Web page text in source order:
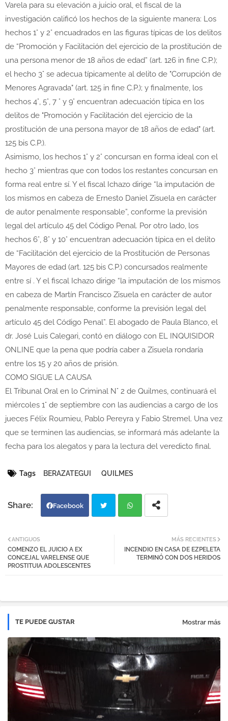
Varela para su elevación a juicio oral, el fiscal de la
investigación calificó los hechos de la siguiente manera: Los
hechos 1° y 2° encuadrados en las figuras típicas de los delitos
de “Promoción y Facilitación del ejercicio de la prostitución de
una persona menor de 18 años de edad” (art. 126 in fine C.P.);
el hecho 3° se adecua típicamente al delito de "Corrupción de
Menores Agravada" (art. 125 in fine C.P.); y finalmente, los
hechos 4°, 5°, 7 ° y 9° encuentran adecuación típica en los
delitos de "Promoción y Facilitación del ejercicio de la
prostitución de una persona mayor de 18 años de edad" (art.
125 bis C.P.).
Asimismo, los hechos 1° y 2° concursan en forma ideal con el
hecho 3° mientras que con todos los restantes concursan en
forma real entre sí. Y el fiscal Ichazo dirige “la imputación de
los mismos en cabeza de Ernesto Daniel Zisuela en carácter
de autor penalmente responsable”, conforme la previsión
legal del artículo 45 del Código Penal. Por otro lado, los
hechos 6°, 8° y 10° encuentran adecuación típica en el delito
de “Facilitación del ejercicio de la Prostitución de Personas
Mayores de edad (art. 125 bis C.P.) concursados realmente
entre sí . Y el fiscal Ichazo dirige “la imputación de los mismos
en cabeza de Martín Francisco Zisuela en carácter de autor
penalmente responsable, conforme la previsión legal del
artículo 45 del Código Penal”. El abogado de Paula Blanco, el
dr. José Luis Calegari, contó en diálogo con EL INQUISIDOR
ONLINE que la pena que podría caber a Zisuela rondaría
entre los 15 y 20 años de prisión.
COMO SIGUE LA CAUSA
El Tribunal Oral en lo Criminal N° 2 de Quilmes, continuará el
miércoles 1° de septiembre con las audiencias a cargo de los
jueces Félix Roumieu, Pablo Pereyra y Fabio Stremel. Una vez
que se terminen las audiencias, se informará más adelante la
fecha para los alegatos y para la lectura del veredicto final.
Tags BERAZATEGUI QUILMES
Facebook
atsa
MÁS RECIENTES
INCENDIO EN CASA DE EZPELETA
TERMINÓ CON DOS HERIDOS
ANTIGUOS
COMENZO EL JUICIO A EX
CONCEJAL VARELENSE QUE
PROSTITUIA ADOLESCENTES
TE PUEDE GUSTAR Mostrar más